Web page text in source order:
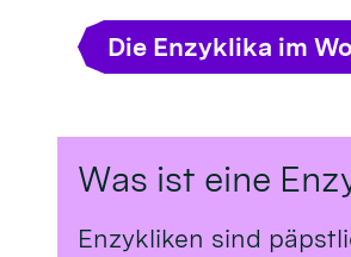
Die Enzyklika im
Was ist eine
Enzykliken sind